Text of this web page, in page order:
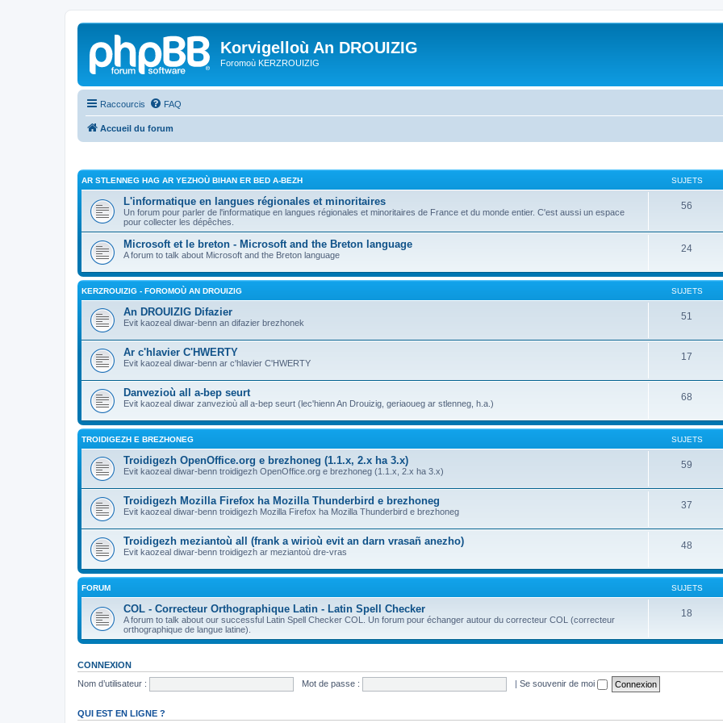
Korvigelloù An DROUIZIG
Foromoù KERZROUIZIG
Raccourcis FAQ
Accueil du forum
AR STLENNEG HAG AR YEZHOÙ BIHAN ER BED A-BEZH SUJETS
L'informatique en langues régionales et minoritaires
Un forum pour parler de l'informatique en langues régionales et minoritaires de France et du monde entier. C'est aussi un espace
pour collecter les dépêches.
56
Microsoft et le breton - Microsoft and the Breton language
A forum to talk about Microsoft and the Breton language
24
KERZROUIZIG - FOROMOÙ AN DROUIZIG SUJETS
An DROUIZIG Difazier
Evit kaozeal diwar-benn an difazier brezhonek
51
Ar c'hlavier C'HWERTY
Evit kaozeal diwar-benn ar c'hlavier C'HWERTY
17
Danvezioù all a-bep seurt
Evit kaozeal diwar zanvezioù all a-bep seurt (lec'hienn An Drouizig, geriaoueg ar stlenneg, h.a.)
68
TROIDIGEZH E BREZHONEG SUJETS
Troidigezh OpenOffice.org e brezhoneg (1.1.x, 2.x ha 3.x)
Evit kaozeal diwar-benn troidigezh OpenOffice.org e brezhoneg (1.1.x, 2.x ha 3.x)
59
Troidigezh Mozilla Firefox ha Mozilla Thunderbird e brezhoneg
Evit kaozeal diwar-benn troidigezh Mozilla Firefox ha Mozilla Thunderbird e brezhoneg
37
Troidigezh meziantoù all (frank a wirioù evit an darn vrasañ anezho)
Evit kaozeal diwar-benn troidigezh ar meziantoù dre-vras
48
FORUM SUJETS
COL - Correcteur Orthographique Latin - Latin Spell Checker
A forum to talk about our successful Latin Spell Checker COL. Un forum pour échanger autour du correcteur COL (correcteur
orthographique de langue latine).
18
CONNEXION
Nom d’utilisateur :
Mot de passe : | Se souvenir de moi
QUI EST EN LIGNE ?